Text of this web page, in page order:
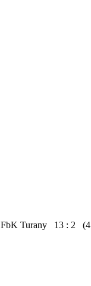
FbK Turany 13 : 2